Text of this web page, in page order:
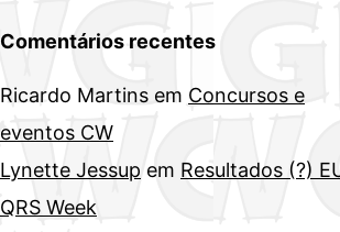
Comentários recentes
Ricardo Martins em Concursos e
eventos CW
Lynette Jessup em Resultados (?)
QRS Week